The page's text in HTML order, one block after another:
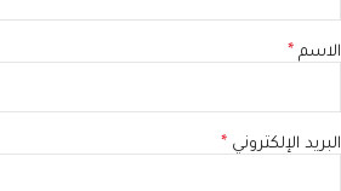
الاسم *
البريد الإلكتروني *